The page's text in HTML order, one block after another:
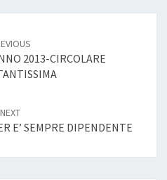
2013-CIRCOLARE
NEXT
E’ SEMPRE DIPENDENTE